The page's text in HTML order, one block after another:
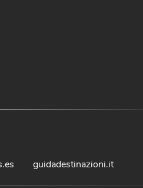
guidadestinazioni.it